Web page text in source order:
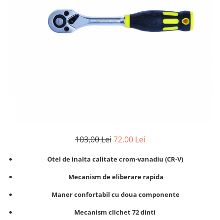
Cricuri cutie viteze
Dispozitive de sablat & accesorii
Echipamente De Sudura
Invertoare Sudura
Magneti fixare sudura
103,00 Lei 72,00 Lei
Otel de inalta calitate crom-vanadiu (CR-V)
Mecanism de eliberare rapida
Maner confortabil cu doua componente
Mecanism clichet 72 dinti